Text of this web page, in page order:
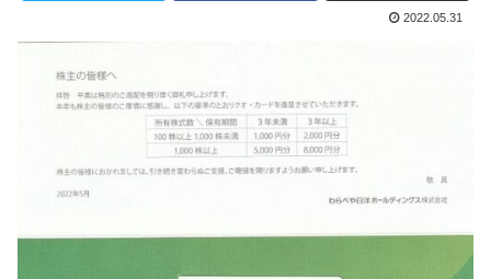
2022.05.31